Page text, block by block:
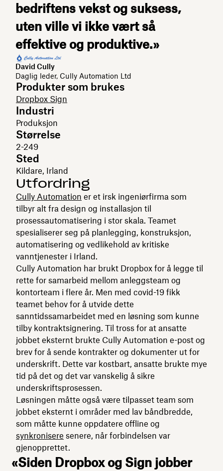
bedriftens vekst og suksess,
uten ville vi ikke vært så
effektive og produktive.»
David Cully
Daglig leder, Cully Automation Ltd
Produkter som brukes
Dropbox Sign
Industri
Produksjon
Størrelse
2-249
Sted
Kildare, Irland
Utfordring
Cully Automation er et irsk ingeniørfirma som
tilbyr alt fra design og installasjon til
prosessautomatisering i stor skala. Teamet
spesialiserer seg på planlegging, konstruksjon,
automatisering og vedlikehold av kritiske
vanntjenester i Irland.
Cully Automation har brukt Dropbox for å legge til
rette for samarbeid mellom anleggsteam og
kontorteam i flere år. Men med covid-19 fikk
teamet behov for å utvide dette
sanntidssamarbeidet med en løsning som kunne
tilby kontraktsignering. Til tross for at ansatte
jobbet eksternt brukte Cully Automation e-post og
brev for å sende kontrakter og dokumenter ut for
underskrift. Dette var kostbart, ansatte brukte mye
tid på det og det var vanskelig å sikre
underskriftsprosessen.
Løsningen måtte også være tilpasset team som
jobbet eksternt i områder med lav båndbredde,
som måtte kunne oppdatere offline og
synkronisere senere, når forbindelsen var
gjenopprettet.
«Siden Dropbox og Sign jobber